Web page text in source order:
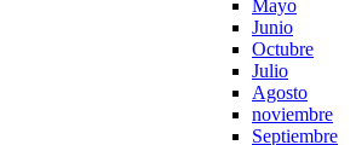
Mayo
Junio
Octubre
Julio
Agosto
noviembre
Septiembre